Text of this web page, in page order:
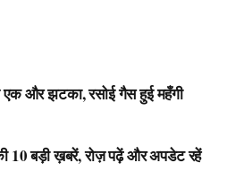
और झटका, रसोई गैस हुई महँगी
10 बड़ी ख़बरें, रोज़ पढ़ें और अपडेट रहें